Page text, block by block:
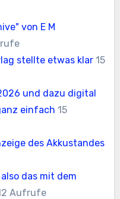
von E M
stellte etwas klar 15
und dazu digital
einfach 15
des Akkustandes
das mit dem
Aufrufe